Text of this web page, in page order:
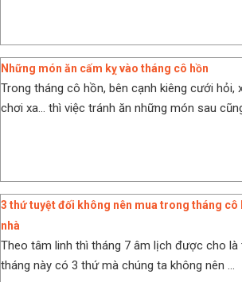
Những món ăn cấm kỵ vào tháng cô hồn
Trong tháng cô hồn, bên cạnh kiêng cưới hỏi,
chơi xa… thì việc tránh ăn những món sau
3 thứ tuyệt đối không nên mua trong tháng cô
nhà
Theo tâm linh thì tháng 7 âm lịch được cho là
tháng này có 3 thứ mà chúng ta không nên ...